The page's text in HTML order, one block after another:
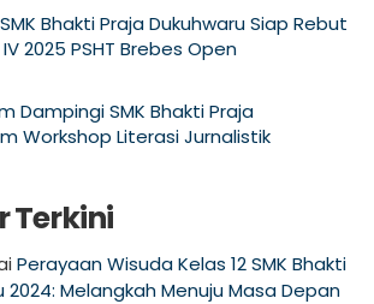
Bhakti Praja Dukuhwaru Siap Rebut
2025 PSHT Brebes Open
Dampingi SMK Bhakti Praja
Workshop Literasi Jurnalistik
Terkini
Perayaan Wisuda Kelas 12 SMK Bhakti
2024: Melangkah Menuju Masa Depan